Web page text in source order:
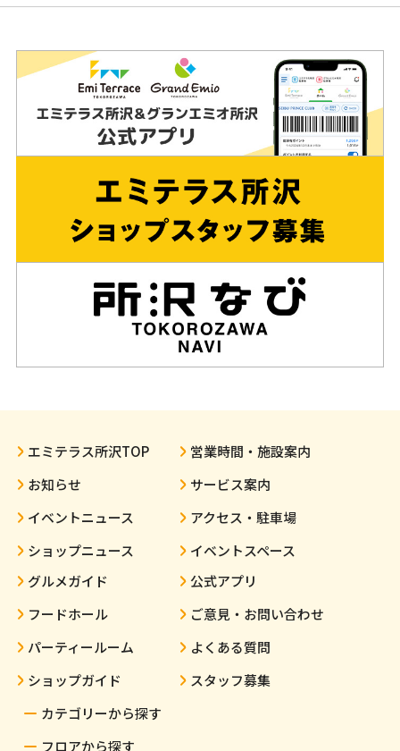
エミテラス所沢TOP
お知らせ
イベントニュース
ショップニュース
グルメガイド
フードホール
パーティールーム
ショップガイド
カテゴリーから探す
フロアから探す
営業時間・施設案内
サービス案内
アクセス・駐車場
イベントスペース
公式アプリ
ご意見・お問い合わせ
よくある質問
スタッフ募集